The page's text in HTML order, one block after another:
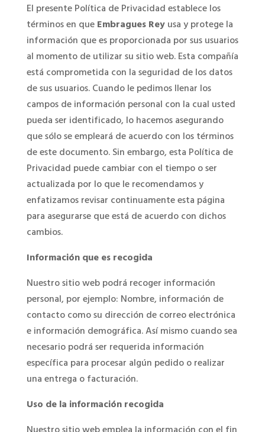
El presente Política de Privacidad establece los
términos en que Embragues Reyusa y protege la
información que es proporcionada por sus usuarios
al momento de utilizar su sitio web. Esta compañía
está comprometida con la seguridad de los datos
de sus usuarios. Cuando le pedimos llenar los
campos de información personal con la cual usted
pueda ser identificado, lo hacemos asegurando
que sólo se empleará de acuerdo con los términos
de este documento. Sin embargo, esta Política de
Privacidad puede cambiar con el tiempo o ser
actualizada por lo que le recomendamos y
enfatizamos revisar continuamente esta página
para asegurarse que está de acuerdo con dichos
cambios.
Información que es recogida
Nuestro sitio web podrá recoger información
personal, por ejemplo: Nombre, información de
contacto como su dirección de correo electrónica
e información demográfica. Así mismo cuando sea
necesario podrá ser requerida información
específica para procesar algún pedido o realizar
una entrega o facturación.
Uso de la información recogida
Nuestro sitio web emplea la información con el fin